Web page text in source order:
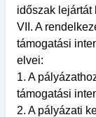
időszak lejártát
VII. A
támogatási
elvei:
1. A
támogatási
2. A pályázati